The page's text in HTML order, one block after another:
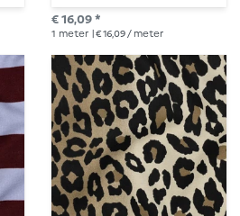
bordeauxrood
€ 16,09 *
1 meter | € 16,09 / meter